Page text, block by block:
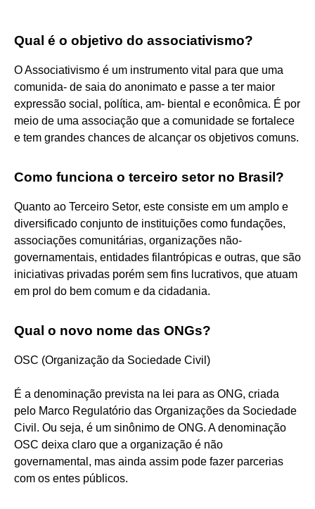
Qual é o objetivo do associativismo?
O Associativismo é um instrumento vital para que uma
comunida- de saia do anonimato e passe a ter maior
expressão social, política, am- biental e econômica. É por
meio de uma associação que a comunidade se fortalece
e tem grandes chances de alcançar os objetivos comuns.
Como funciona o terceiro setor no Brasil?
Quanto ao Terceiro Setor, este consiste em um amplo e
diversificado conjunto de instituições como fundações,
associações comunitárias, organizações não-
governamentais, entidades filantrópicas e outras, que são
iniciativas privadas porém sem fins lucrativos, que atuam
em prol do bem comum e da cidadania.
Qual o novo nome das ONGs?
OSC (Organização da Sociedade Civil)
É a denominação prevista na lei para as ONG, criada
pelo Marco Regulatório das Organizações da Sociedade
Civil. Ou seja, é um sinônimo de ONG. A denominação
OSC deixa claro que a organização é não
governamental, mas ainda assim pode fazer parcerias
com os entes públicos.